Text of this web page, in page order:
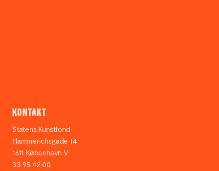
KONTAKT
Statens Kunstfond
Hammerichsgade 14
1611 København V
33 95 42 00